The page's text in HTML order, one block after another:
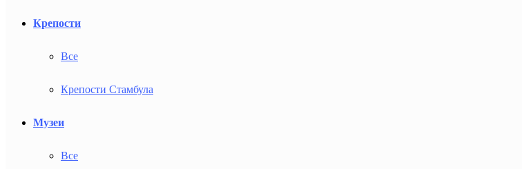
Крепости
Все
Крепости Стамбула
Музеи
Все